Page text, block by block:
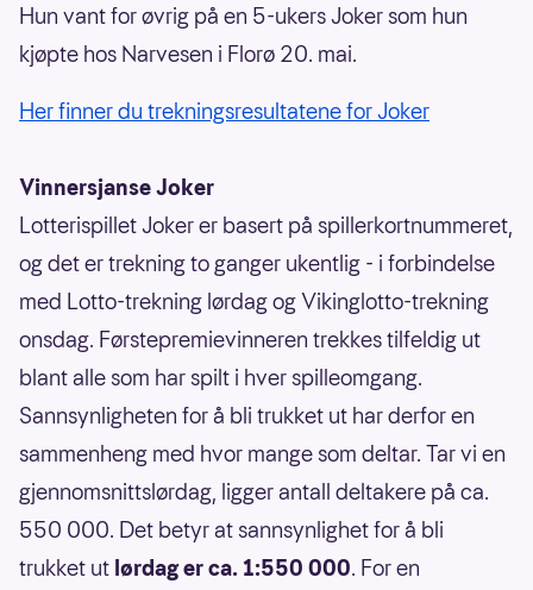
Hun vant for øvrig på en 5-ukers Joker som hun
kjøpte hos Narvesen i Florø 20. mai.
Her finner du trekningsresultatene for Joker
Vinnersjanse Joker
Lotterispillet Joker er basert på spillerkortnummeret,
og det er trekning to ganger ukentlig - i forbindelse
med Lotto-trekning lørdag og Vikinglotto-trekning
onsdag. Førstepremievinneren trekkes tilfeldig ut
blant alle som har spilt i hver spilleomgang.
Sannsynligheten for å bli trukket ut har derfor en
sammenheng med hvor mange som deltar. Tar vi en
gjennomsnittslørdag, ligger antall deltakere på ca.
550 000. Det betyr at sannsynlighet for å bli
trukket ut lørdag er ca. 1:550 000. For en